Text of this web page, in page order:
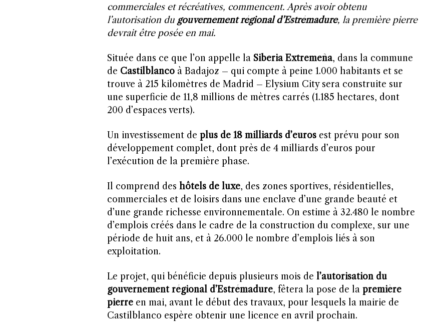
commerciales et récréatives, commencent. Après avoir obtenu
l’autorisation du gouvernement régional d’Estrémadure, la première pierre
devrait être posée en mai.
Située dans ce que l’on appelle la Siberia Extremeña, dans la commune
de Castilblancoà Badajoz – qui compte à peine 1.000 habitants et se
trouve à 215 kilomètres de Madrid – Elysium City sera construite sur
une superficie de 11,8 millions de mètres carrés (1.185 hectares, dont
200 d’espaces verts).
Un investissement de plus de 18 milliards d’eurosest prévu pour son
développement complet, dont près de 4 milliards d’euros pour
l’exécution de la première phase.
Il comprend des hôtels de luxe, des zones sportives, résidentielles,
commerciales et de loisirs dans une enclave d’une grande beauté et
d’une grande richesse environnementale. On estime à 32.480 le nombre
d’emplois créés dans le cadre de la construction du complexe, sur une
période de huit ans, et à 26.000 le nombre d’emplois liés à son
exploitation.
Le projet, qui bénéficie depuis plusieurs mois de l’autorisation du
gouvernement régional d’Estrémadure, fêtera la pose de la première
pierreen mai, avant le début des travaux, pour lesquels la mairie de
Castilblanco espère obtenir une licence en avril prochain.